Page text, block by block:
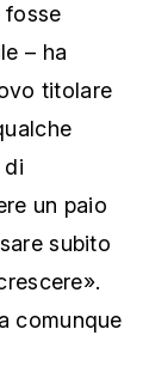
fosse
– ha
titolare
di
un paio
subito
comunque